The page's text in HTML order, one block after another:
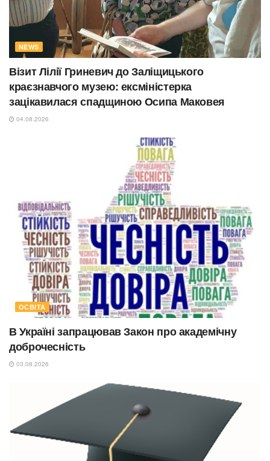
NEWS
Візит Лілії Гриневич до Заліщицького
краєзнавчого музею: ексміністерка
зацікавилася спадщиною Осипа Маковея
04.08.2026
ОСВІТА
В Україні запрацював Закон про академічну
доброчесність
03.08.2026